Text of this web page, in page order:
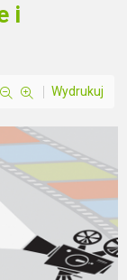
i
Wydrukuj